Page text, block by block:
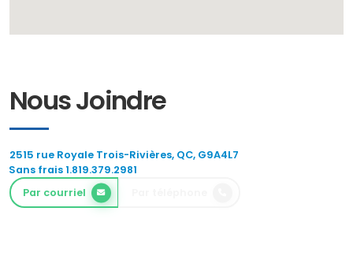
Nous Joindre
2515 rue Royale Trois-Rivières, QC, G9A4L7
Sans frais 1.819.379.2981
Par courriel